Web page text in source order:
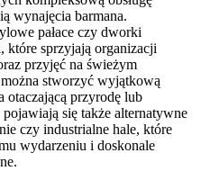
wynajęcia barmana.
pałace czy dworki
które sprzyjają organizacji
przyjęć na świeżym
stworzyć wyjątkową
otaczającą przyrodę lub
się także alternatywne
czy industrialne hale, które
wydarzeniu i doskonale